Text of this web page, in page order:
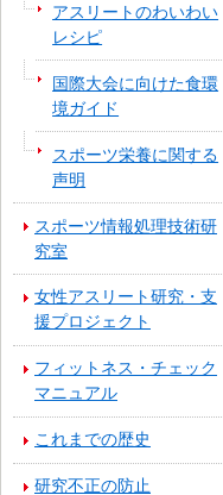
アスリートのわいわい
レシピ
国際大会に向けた食環
境ガイド
スポーツ栄養に関する
声明
スポーツ情報処理技術研
究室
女性アスリート研究・支
援プロジェクト
フィットネス・チェック
マニュアル
これまでの歴史
研究不正の防止